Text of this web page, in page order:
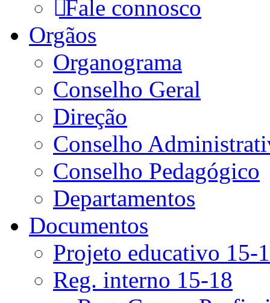
Fale connosco
Orgãos
Organograma
Conselho Geral
Direção
Conselho
Conselho Pedagógico
Departamentos
Documentos
Projeto educativo 15-
Reg. interno 15-18